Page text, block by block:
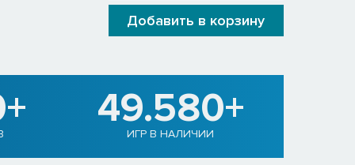
Добавить в корзину
49.580+
ИГР В НАЛИЧИИ